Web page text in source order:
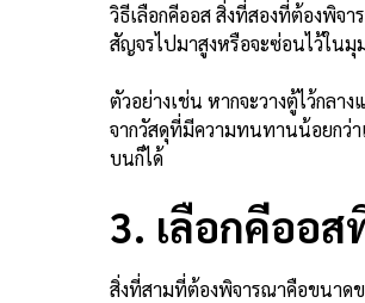
วิธีเลือกคีออส สิ่งที่สองที่ต้องพิจ
สัญจรไปมาสูงหรือจะซ่อนไว้ใน
ตัวอย่างเช่น หากจะวางตู้ไว้กล
จากวัสดุที่มีความทนทานน้อยกว่า
บนก็ได้
3. เลือกคีออ
สิ่งที่สามที่ต้องพิจารณาคือขนาด